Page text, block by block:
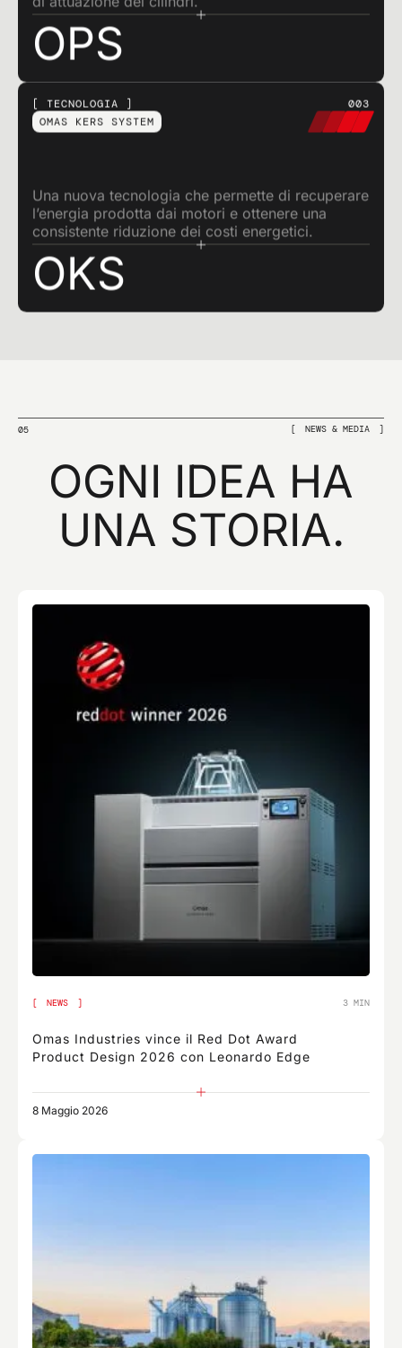
OPS
TECNOLOGIA
003
OMAS KERS SYSTEM
Una nuova tecnologia che permette di recuperare
l’energia prodotta dai motori e ottenere una
consistente riduzione dei costi energetici.
OKS
05 NEWS & MEDIA
OGNI IDEA HA
UNA STORIA.
NEWS 3 MIN
Omas Industries vince il Red Dot Award
Product Design 2026 con Leonardo Edge
8 Maggio 2026